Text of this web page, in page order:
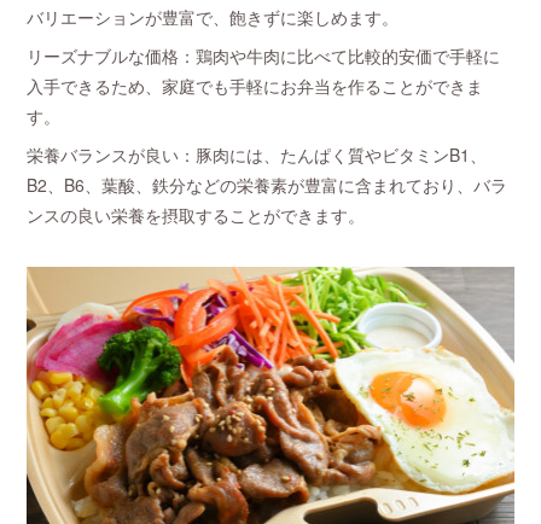
バリエーションが豊富で、飽きずに楽しめます。
リーズナブルな価格：鶏肉や牛肉に比べて比較的安価で手軽に
入手できるため、家庭でも手軽にお弁当を作ることができま
す。
栄養バランスが良い：豚肉には、たんぱく質やビタミンB1、
B2、B6、葉酸、鉄分などの栄養素が豊富に含まれており、バラ
ンスの良い栄養を摂取することができます。